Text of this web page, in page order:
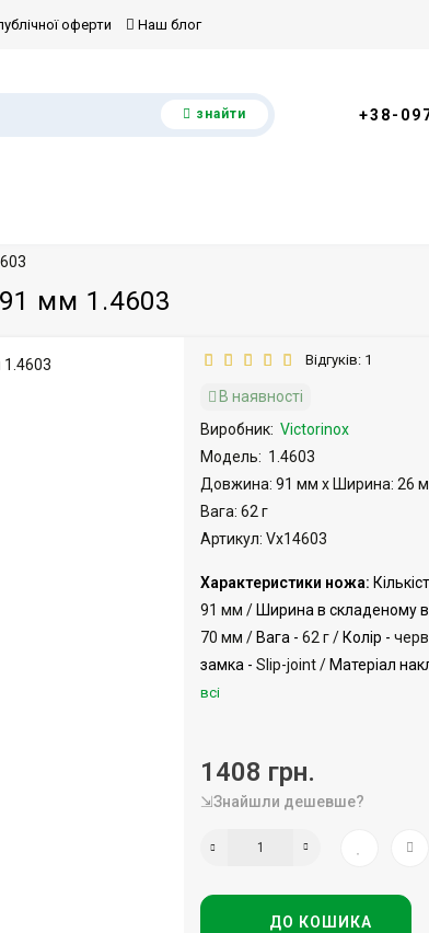
оферти Наш блог
знайти +38-
мм 1.4603
Відгуків: 1
В наявності
Виробник: Victorinox
Модель: 1.4603
Довжина: 91 мм x Ширина: 26
Вага: 62 г
Артикул: Vx14603
Характеристики ножа:
91 мм / Ширина в складеному
70 мм / Вага - 62 г / Колір -
замка - Slip-joint / Матеріал
всі
1408 грн.
⇲Знайшли дешевше?
ДО КОШИКА